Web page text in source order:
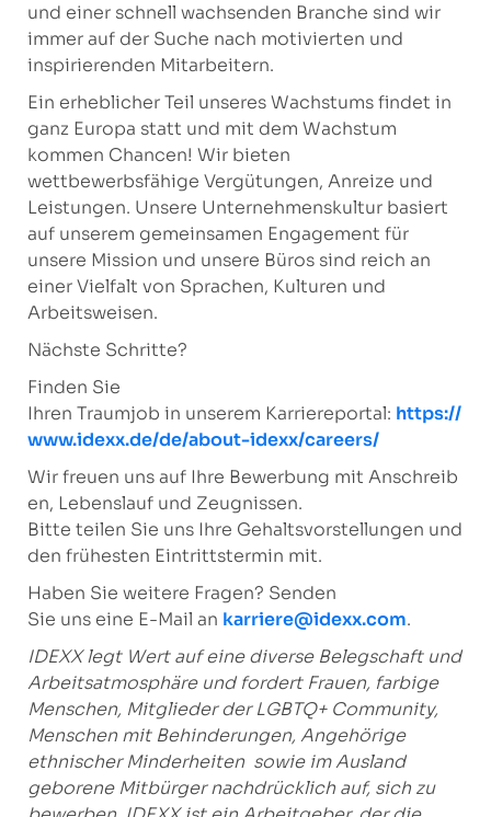
und einer schnell wachsenden Branche sind wir
immer auf der Suche nach motivierten und
inspirierenden Mitarbeitern.
Ein erheblicher Teil unseres Wachstums findet in
ganz Europa statt und mit dem Wachstum
kommen Chancen! Wir bieten
wettbewerbsfähige Vergütungen, Anreize und
Leistungen. Unsere Unternehmenskultur basiert
auf unserem gemeinsamen Engagement für
unsere Mission und unsere Büros sind reich an
einer Vielfalt von Sprachen, Kulturen und
Arbeitsweisen.
Nächste Schritte?
Finden Sie
Ihren Traumjob in unserem Karriereportal: https://
www.idexx.de/de/about-idexx/careers/
Wir freuen uns auf Ihre Bewerbung mit Anschreib
en, Lebenslauf und Zeugnissen.
Bitte teilen Sie uns Ihre Gehaltsvorstellungen und
den frühesten Eintrittstermin mit.
Haben Sie weitere Fragen? Senden
Sie uns eine E-Mail an karriere@idexx.com.
IDEXX legt Wert auf eine diverse Belegschaft und
Arbeitsatmosphäre und fordert Frauen, farbige
Menschen, Mitglieder der LGBTQ+ Community,
Menschen mit Behinderungen, Angehörige
ethnischer Minderheiten sowie im Ausland
geborene Mitbürger nachdrücklich auf, sich zu